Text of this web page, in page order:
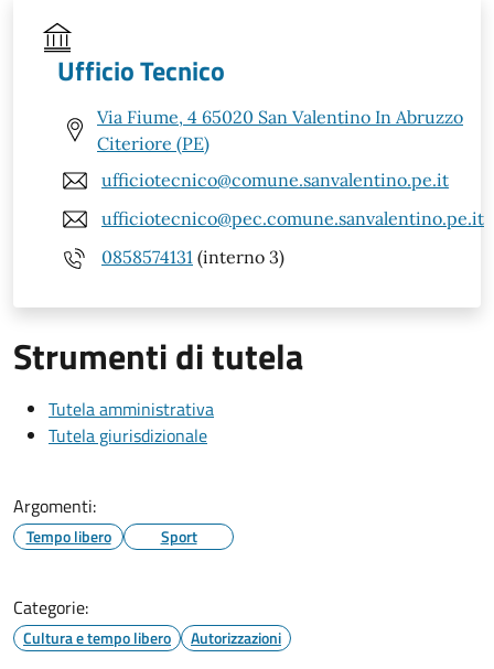
Ufficio Tecnico
Via Fiume, 4 65020 San Valentino In Abruzzo
Citeriore (PE)
ufficiotecnico@comune.sanvalentino.pe.it
ufficiotecnico@pec.comune.sanvalentino.pe.it
0858574131 (interno 3)
Strumenti di tutela
Tutela amministrativa
Tutela giurisdizionale
Argomenti:
Tempo libero Sport
Categorie:
Cultura e tempo libero Autorizzazioni